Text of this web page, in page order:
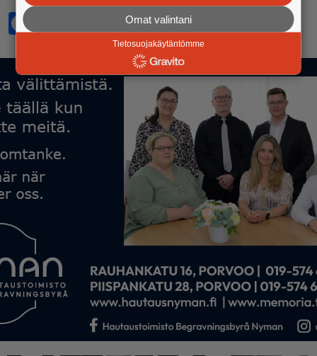
WhatsApp
Omat valintani
Tietosuojakäytäntömme